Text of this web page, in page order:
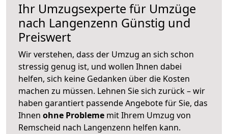
Ihr Umzugsexperte für Umzüge
nach Langenzenn Günstig und
Preiswert
Wir verstehen, dass der Umzug an sich schon
stressig genug ist, und wollen Ihnen dabei
helfen, sich keine Gedanken über die Kosten
machen zu müssen. Lehnen Sie sich zurück – wir
haben garantiert passende Angebote für Sie, das
Ihnen ohne Probleme mit Ihrem Umzug von
Remscheid nach Langenzenn helfen kann.